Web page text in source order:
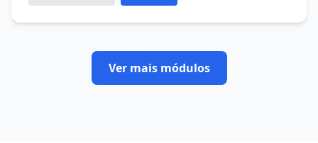
Ver mais módulos